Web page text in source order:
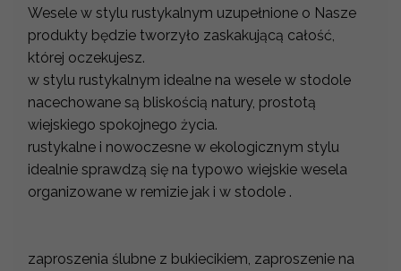
Wesele w stylu rustykalnym uzupełnione o Nasze
produkty będzie tworzyło zaskakującą całość,
której oczekujesz.
w stylu rustykalnym idealne na wesele w stodole
nacechowane są bliskością natury, prostotą
wiejskiego spokojnego życia.
rustykalne i nowoczesne w ekologicznym stylu
idealnie sprawdzą się na typowo wiejskie wesela
organizowane w remizie jak i w stodole .
zaproszenia ślubne z bukiecikiem, zaproszenie na